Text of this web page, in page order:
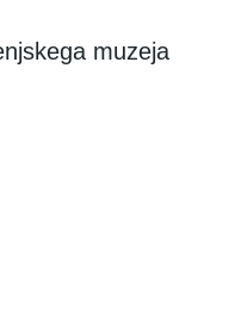
muzeja